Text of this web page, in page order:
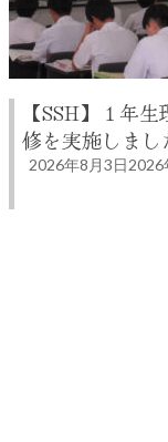
【SSH】１年
修を実施しまし
2026年8月3日2026